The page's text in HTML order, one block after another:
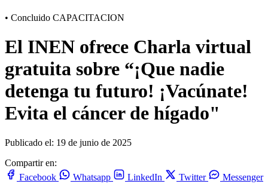
• Concluido CAPACITACION
El INEN ofrece Charla virtual
gratuita sobre “¡Que nadie
detenga tu futuro! ¡Vacúnate!
Evita el cáncer de hígado"
Publicado el: 19 de junio de 2025
Compartir en:
Facebook
Whatsapp LinkedIn Twitter
Messenger